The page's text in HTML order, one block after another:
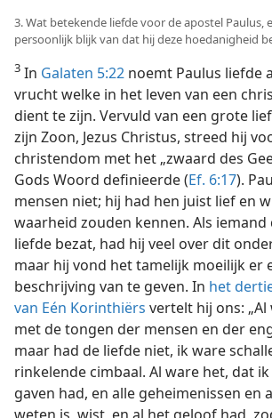
3. Wat betekende liefde voor de apostel Paulus,
persoonlijk blijk van dat hij deze hoedanigheid
3 In Galaten 5:22 noemt Paulus liefde
vrucht welke in het leven van een
dient te zijn. Vervuld van een grote
zijn Zoon, Jezus Christus, streed hij
christendom met het „zwaard des
Gods Woord definieerde (Ef. 6:17).
mensen niet; hij had hen juist lief en
waarheid zouden kennen. Als iemand
liefde bezat, had hij veel over dit
maar hij vond het tamelijk moeilijk er
beschrijving van te geven. In het
van Eén Korinthiërs vertelt hij ons:
met de tongen der mensen en der
maar had de liefde niet, ik ware
rinkelende cimbaal. Al ware het, dat
gaven had, en alle geheimenissen en